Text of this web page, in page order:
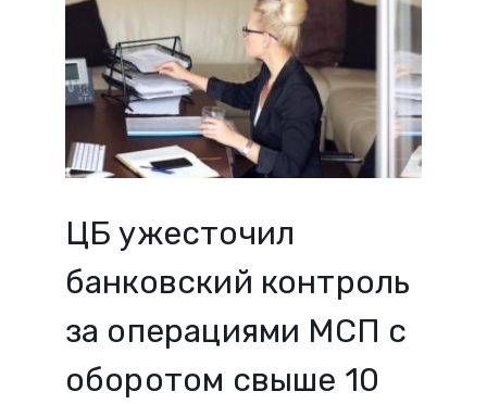
ЦБ ужесточил
банковский контроль
за операциями МСП с
оборотом свыше 10